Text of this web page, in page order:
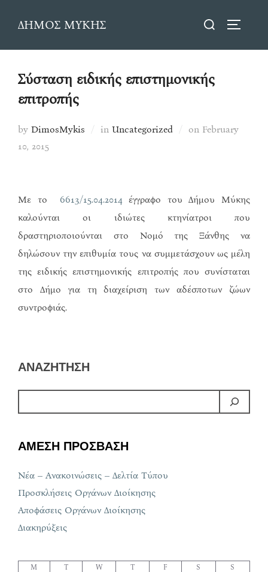
ΔΗΜΟΣ ΜΥΚΗΣ
Search
Σύσταση ειδικής επιστημονικής
επιτροπής
by DimosMykis in Uncategorized on Posted
February
10, 2015
Με το 6613/15.04.2014 έγγραφο του Δήμου Μύκης
καλούνται οι ιδιώτες κτηνίατροι που
δραστηριοποιούνται στο Νομό της Ξάνθης να
δηλώσουν την επιθυμία τους να συμμετάσχουν ως μέλη
της ειδικής επιστημονικής επιτροπής που συνίσταται
στο Δήμο για τη διαχείριση των αδέσποτων ζώων
συντροφιάς.
ΑΝΑΖΗΤΗΣΗ
ΑΜΕΣΗ ΠΡΟΣΒΑΣΗ
Νέα – Ανακοινώσεις – Δελτία Τύπου
Προσκλήσεις Οργάνων Διοίκησης
Αποφάσεις Οργάνων Διοίκησης
Διακηρύξεις
M T W T F S S